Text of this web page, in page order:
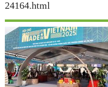
24164.html